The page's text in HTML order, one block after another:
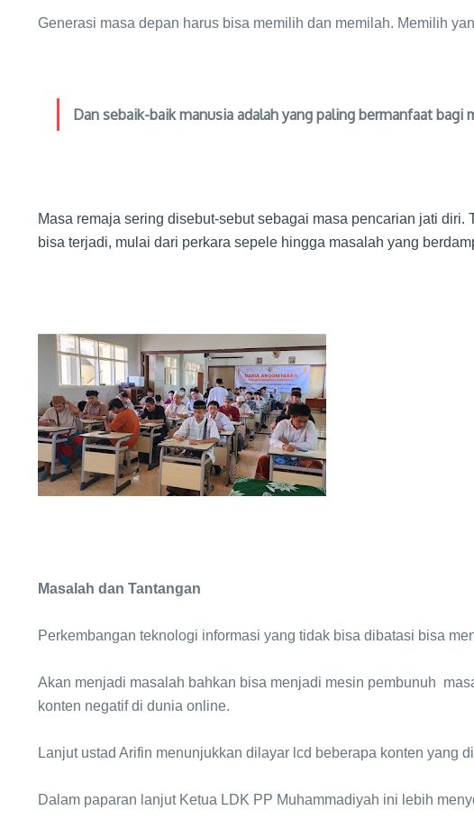
Generasi masa depan harus bisa memilih dan memilah. Memilih
Dan sebaik-baik manusia adalah yang paling bermanfaat bagi
Masa remaja sering disebut-sebut sebagai masa pencarian jati
bisa terjadi, mulai dari perkara sepele hingga masalah yang
Masalah dan Tantangan
Perkembangan teknologi informasi yang tidak bisa dibatasi bisa
Akan menjadi masalah bahkan bisa menjadi mesin pembunuh
konten negatif di dunia online.
Lanjut ustad Arifin menunjukkan dilayar lcd beberapa konten yang
Dalam paparan lanjut Ketua LDK PP Muhammadiyah ini lebih